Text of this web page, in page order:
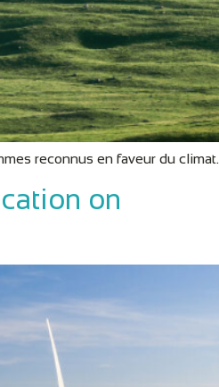
reconnus en faveur du climat.
on